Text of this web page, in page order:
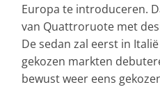
Europa te introduceren.
van Quattroruote met
De sedan zal eerst in
gekozen markten
bewust weer eens